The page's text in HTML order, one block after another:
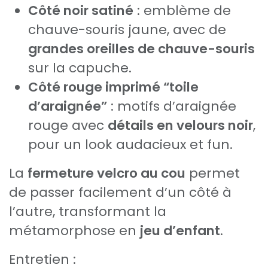
Côté noir satiné : emblème de
chauve-souris jaune, avec de
grandes oreilles de chauve-souris
sur la capuche.
Côté rouge imprimé “toile
d’araignée” : motifs d’araignée
rouge avec détails en velours noir,
pour un look audacieux et fun.
La fermeture velcro au cou permet
de passer facilement d’un côté à
l’autre, transformant la
métamorphose en jeu d’enfant.
Entretien :